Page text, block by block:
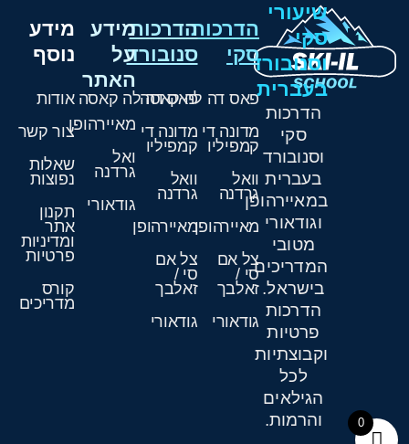
שיעורי
סקי
וסנובורד
בעברית
הדרכות
סקי
וסנובורד
בעברית
במאיירהופן
וגודאורי
מטובי
המדריכים
בישראל.
הדרכות
פרטיות
וקבוצתיות
לכל
הגילאים
והרמות.
הדרכות
סקי
פאס דה לה קאסה
מדונה די
קמפיליו
וואל
גרדנה
מאיירהופן
צל אם
סי /
זאלבך
גודאורי
הדרכות
סנובורד
פאס דה לה קאסה
מדונה די
קמפיליו
וואל
גרדנה
מאיירהופן
צל אם
סי /
זאלבך
גודאורי
מידע
על
האתר
מאיירהופן
ואל
גרדנה
גודאורי
מידע
נוסף
אודות
צור קשר
שאלות
נפוצות
תקנון
אתר
ומדיניות
פרטיות
קורס
מדריכים
0